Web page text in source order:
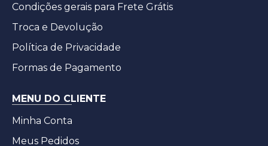
Condições gerais para Frete Grátis
Troca e Devolução
Política de Privacidade
Formas de Pagamento
MENU DO CLIENTE
Minha Conta
Meus Pedidos